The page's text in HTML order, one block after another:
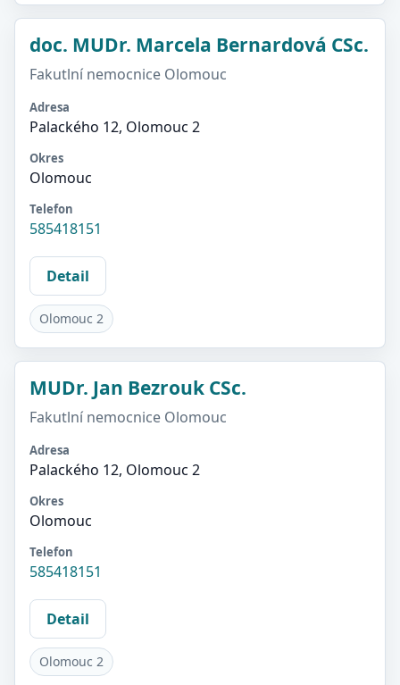
doc. MUDr. Marcela Bernardová CSc.
Fakutlní nemocnice Olomouc
Adresa
Palackého 12, Olomouc 2
Okres
Olomouc
Telefon
585418151
Detail
Olomouc 2
MUDr. Jan Bezrouk CSc.
Fakutlní nemocnice Olomouc
Adresa
Palackého 12, Olomouc 2
Okres
Olomouc
Telefon
585418151
Detail
Olomouc 2